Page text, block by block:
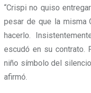
“Crispi no quiso
pesar de que la misma
hacerlo.
escudó en su contrato.
niño símbolo del
afirmó.